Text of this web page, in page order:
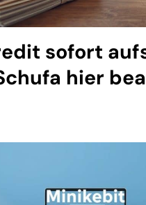
sofort
hier